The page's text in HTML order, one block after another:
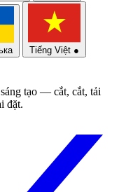
Tiếng Việt ●
tạo — cắt, cắt, tải
đặt.